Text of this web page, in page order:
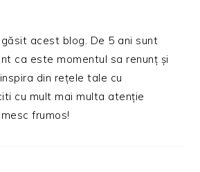
acest blog. De 5 ani sunt
ca este momentul sa renunț și
din rețele tale cu
cu mult mai multa atenție
frumos!